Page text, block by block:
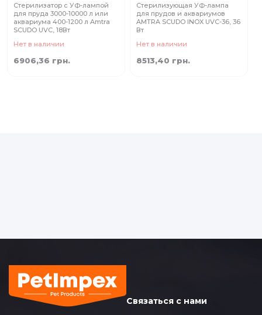
Стерилизатор с УФ-лампой
для пруда 3000-10000 л или
аквариума 400-1200 л Amtra
SCUDO UVC, 18Вт
Нет в наличии
6906,36 грн.
Стерилизующая УФ-лампа
для прудов и аквариумов
AMTRA SCUDO INOX UVC-36, 36
Вт
Нет в наличии
8513,40 грн.
Связаться с нами